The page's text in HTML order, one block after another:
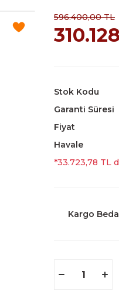
596.400,00 TL
Stok Kodu
Garanti Süresi
Fiyat
Havale
*33.723,78 TL
Kargo